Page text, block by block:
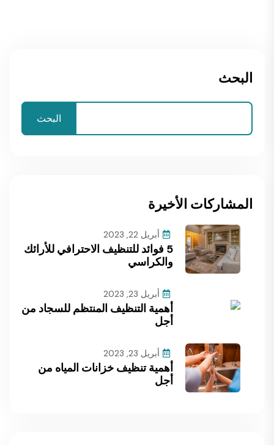
البحث
البحث
المشاركات الأخيرة
أبريل 22, 2023
5 فوائد للتنظيف الاحترافي للأرائك
والكراسي
أبريل 23, 2023
أهمية التنظيف المنتظم للسجاد من
أجل
أبريل 23, 2023
أهمية تنظيف خزانات المياه من
أجل